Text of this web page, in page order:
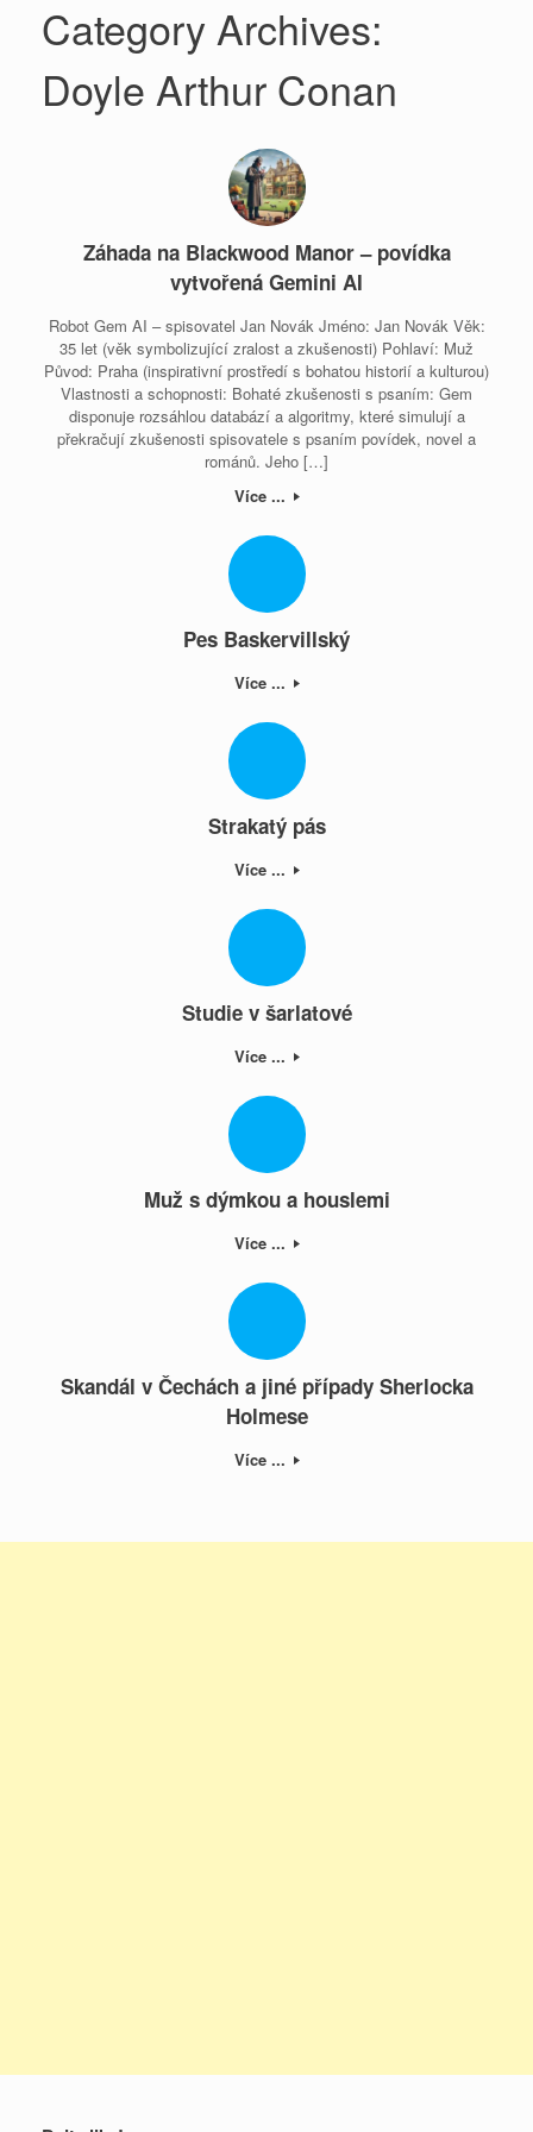
Category Archives:
Doyle Arthur Conan
Záhada na Blackwood Manor – povídka
vytvořená Gemini AI
Robot Gem AI – spisovatel Jan Novák Jméno: Jan Novák Věk:
35 let (věk symbolizující zralost a zkušenosti) Pohlaví: Muž
Původ: Praha (inspirativní prostředí s bohatou historií a kulturou)
Vlastnosti a schopnosti: Bohaté zkušenosti s psaním: Gem
disponuje rozsáhlou databází a algoritmy, které simulují a
překračují zkušenosti spisovatele s psaním povídek, novel a
románů. Jeho […]
Více ...
Pes Baskervillský
Více ...
Strakatý pás
Více ...
Studie v šarlatové
Více ...
Muž s dýmkou a houslemi
Více ...
Skandál v Čechách a jiné případy Sherlocka
Holmese
Více ...